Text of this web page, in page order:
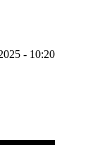
- 10:20